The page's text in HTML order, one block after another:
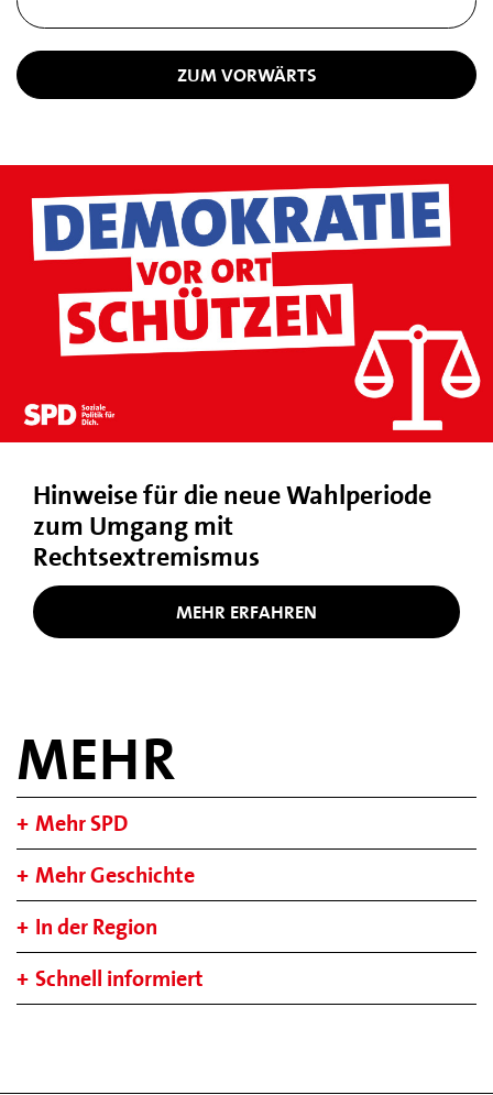
ZUM VORWÄRTS
Hinweise für die neue Wahlperiode
zum Umgang mit
Rechtsextremismus
MEHR ERFAHREN
MEHR
Mehr SPD
Mehr Geschichte
In der Region
Schnell informiert